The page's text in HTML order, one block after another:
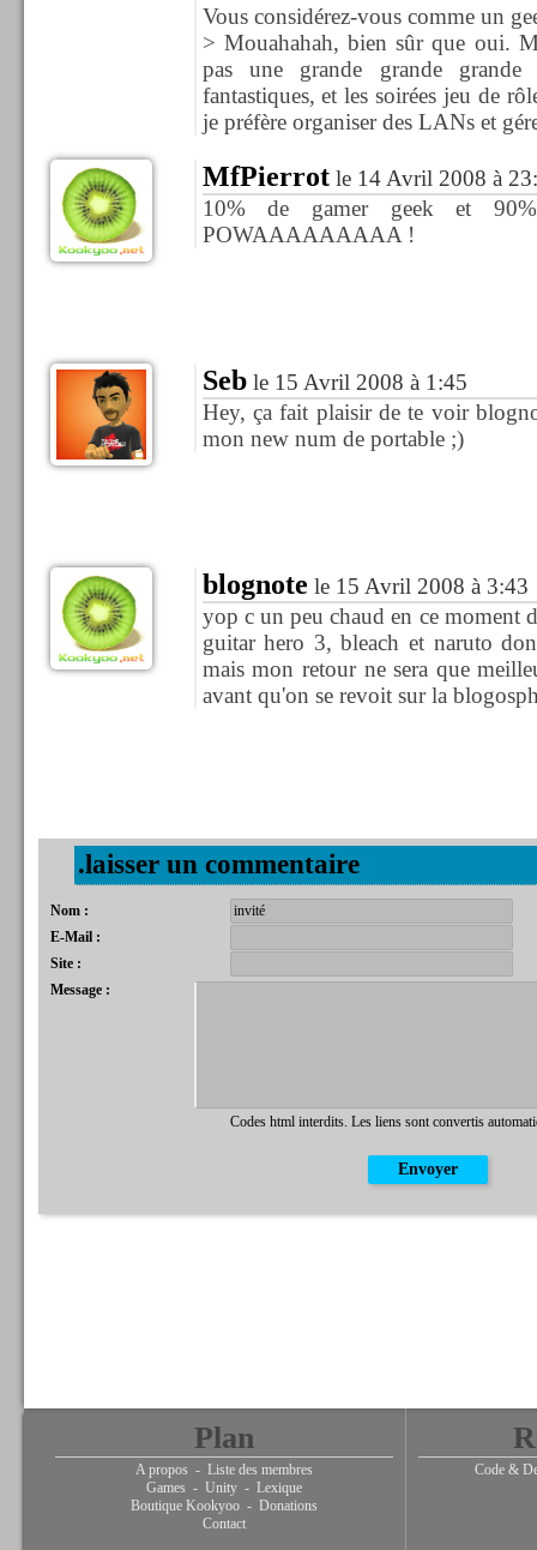
Vous considérez-vous comme un
> Mouahahah, bien sûr que oui.
pas une grande grande grande
fantastiques, et les soirées jeu de
je préfère organiser des LANs et
MfPierrotle 14 Avril 2008 à
10% de gamer geek et 90%
POWAAAAAAAAA !
Seble 15 Avril 2008 à 1:45
Hey, ça fait plaisir de te voir
mon new num de portable ;)
blognote le 15 Avril 2008 à 3:43
yop c un peu chaud en ce moment
guitar hero 3, bleach et naruto
mais mon retour ne sera que
avant qu'on se revoit sur la
.laisser un commentaire
Nom :
E-Mail :
Site :
Message :
Codes html interdits. Les liens sont convertis
Plan
A propos - Liste des membres
Games - Unity - Lexique
Boutique Kookyoo - Donations
Contact
Code &